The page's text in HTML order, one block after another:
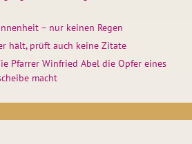
– nur keinen Regen
hält, prüft auch keine Zitate
Pfarrer Winfried Abel die Opfer eines
macht